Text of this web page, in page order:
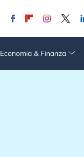
Economia & Finanza